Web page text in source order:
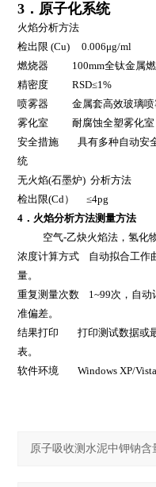
3 ．原子化系统
火焰分析方法
检出限 (Cu) 0.006μg/ml
燃烧器 100mm全钛金属
精密度 RSD≤1%
喷雾器
金属套高效玻璃
雾化室
耐腐蚀全塑雾化室
安全措施
具有多种自动安
统
无火焰(石墨炉)分析方法
检出限(Cd）
≤4pg
4 ．火焰分析方法测量方法
空气-乙炔火焰法，氢化
浓度计算方式
自动拟合工作
量。
重复测量次数 1~99次，自动
准偏差。
结果打印
打印测试数据或
表。
软件环境 Windows XP/